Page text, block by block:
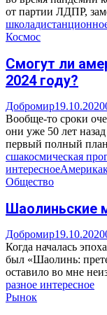
от партии ЛДПР,
школа
Космос
Смогут ли
2024 году?
Добромир19.10.2020
Вообще-то сроки
они уже 50 лет
первый полный
сшакосмическая
интересноеАмерика
Общество
Шаолиньские
Добромир19.10.2020
Когда началась
был «Шаолинь:
оставило во мне
разное интересное
Рынок